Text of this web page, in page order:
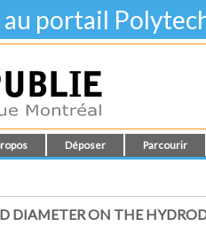
au portail
Déposer Parcourir
DIAMETER ON THE